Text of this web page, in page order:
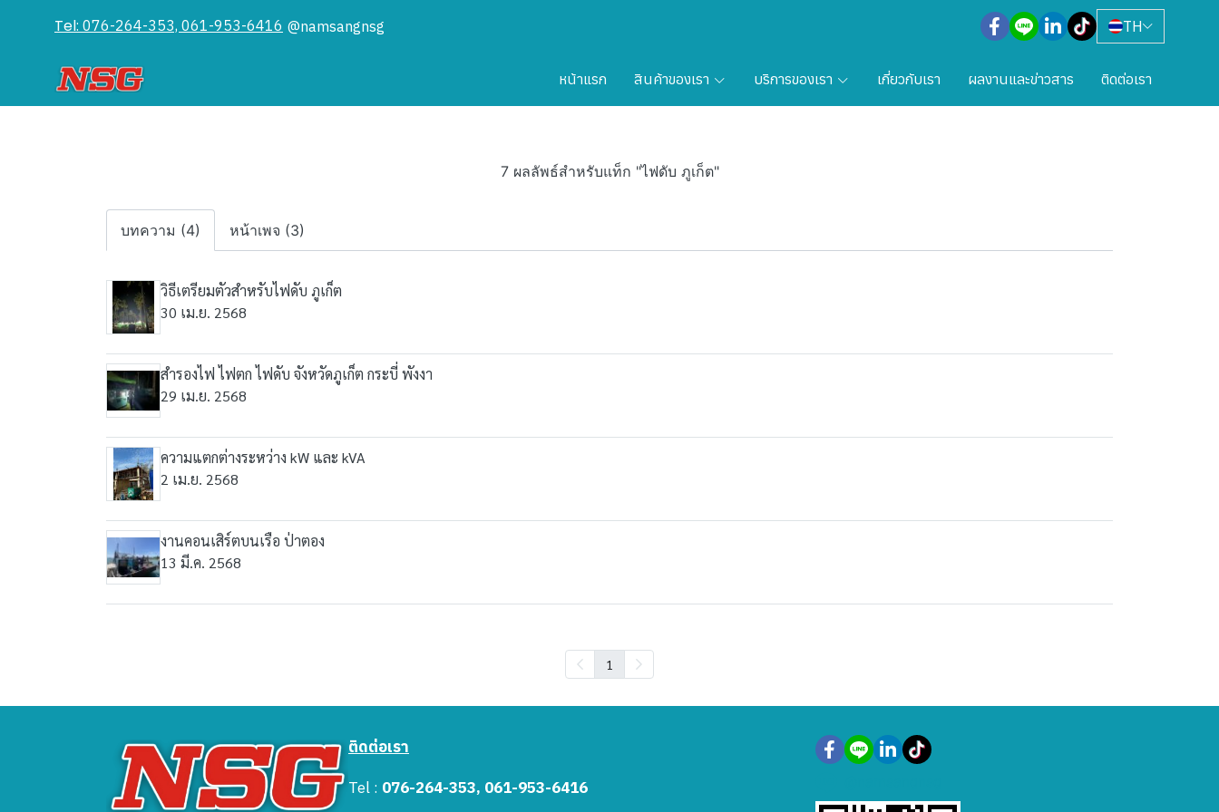
Tel: 076-264-353, 061-953-6416 @namsangnsg TH
หน้าแรก สินค้าของเรา บริการของเรา เกี่ยวกับเรา ผลงานและข่าวสาร ติดต่อเรา
7 ผลลัพธ์สำหรับแท็ก "ไฟดับ ภูเก็ต"
บทความ (4) หน้าเพจ (3)
วิธีเตรียมตัวสำหรับไฟดับ ภูเก็ต
30 เม.ย. 2568
สำรองไฟ ไฟตก ไฟดับ จังหวัดภูเก็ต กระบี่ พังงา
29 เม.ย. 2568
ความแตกต่างระหว่าง kW และ kVA
2 เม.ย. 2568
งานคอนเสิร์ตบนเรือ ป่าตอง
13 มี.ค. 2568
1
ติดต่อเรา
Tel : 076-264-353, 061-953-6416